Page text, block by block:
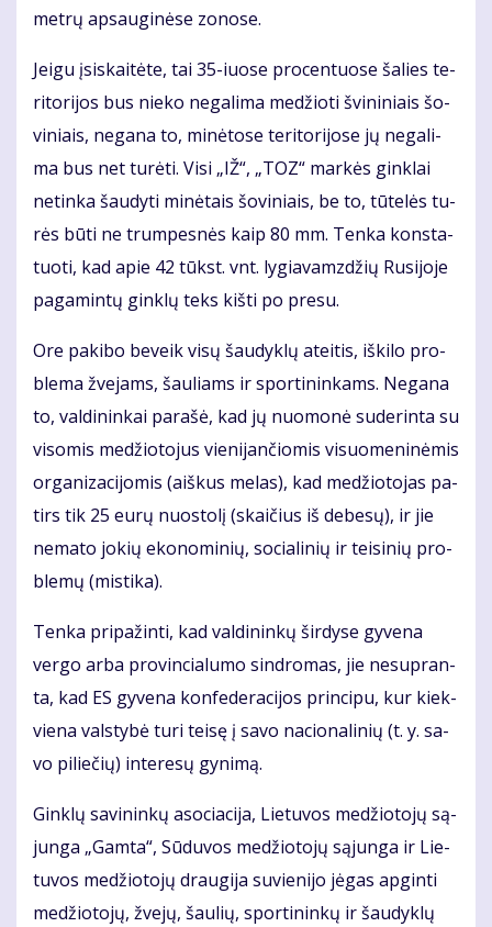
met­rų ap­sau­gi­nė­se zo­no­se.
Jei­gu įsi­skai­tė­te, tai 35-iuo­se pro­cen­tuo­se ša­lies te­
ri­to­ri­jos bus nie­ko ne­ga­li­ma me­džio­ti švi­ni­niais šo­
vi­niais, ne­ga­na to, mi­nė­to­se te­ri­to­ri­jo­se jų ne­ga­li­
ma bus net tu­rė­ti. Vi­si „IŽ“, „TOZ“ mar­kės gin­klai
ne­tin­ka šau­dy­ti mi­nė­tais šo­vi­niais, be to, tū­te­lės tu­
rės bū­ti ne trum­pes­nės kaip 80 mm. Ten­ka kon­sta­
tuo­ti, kad apie 42 tūkst. vnt. ly­gia­vamz­džių Ru­si­jo­je
pa­ga­min­tų gin­klų teks kiš­ti po pre­su.
Ore pa­ki­bo be­veik vi­sų šau­dyk­lų at­ei­tis, iš­ki­lo pro­
ble­ma žve­jams, šau­liams ir spor­ti­nin­kams. Ne­ga­na
to, val­di­nin­kai pa­ra­šė, kad jų nuo­mo­nė su­de­rin­ta su
vi­so­mis me­džio­to­jus vie­ni­jan­čio­mis vi­suo­me­ni­nė­mis
or­ga­ni­za­ci­jo­mis (aiš­kus me­las), kad me­džio­to­jas pa­
tirs tik 25 eu­rų nuos­to­lį (skai­čius iš de­be­sų), ir jie
ne­ma­to jo­kių eko­no­mi­nių, so­cia­li­nių ir tei­si­nių pro­
ble­mų (mis­ti­ka).
Ten­ka pri­pa­žin­ti, kad val­di­nin­kų šir­dy­se gy­ve­na
ver­go ar­ba pro­vin­cia­lu­mo sin­dro­mas, jie ne­su­pran­
ta, kad ES gy­ve­na kon­fe­de­ra­ci­jos prin­ci­pu, kur kiek­
vie­na vals­ty­bė tu­ri tei­sę į sa­vo na­cio­na­li­nių (t. y. sa­
vo pi­lie­čių) in­te­re­sų gy­ni­mą.
Gin­klų sa­vi­nin­kų aso­cia­ci­ja, Lie­tu­vos me­džio­to­jų są­
jun­ga „Gam­ta“, Sū­du­vos me­džio­to­jų są­jun­ga ir Lie­
tu­vos me­džio­to­jų drau­gi­ja su­vie­ni­jo jė­gas ap­gin­ti
me­džio­to­jų, žve­jų, šau­lių, spor­ti­nin­kų ir šau­dyk­lų